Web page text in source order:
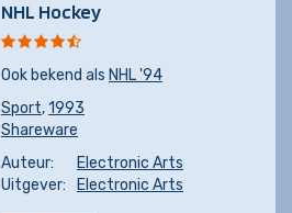
NHL Hockey
Ook bekend als NHL '94
Sport,1993
Shareware
Auteur:
Electronic Arts
Uitgever:
Electronic Arts